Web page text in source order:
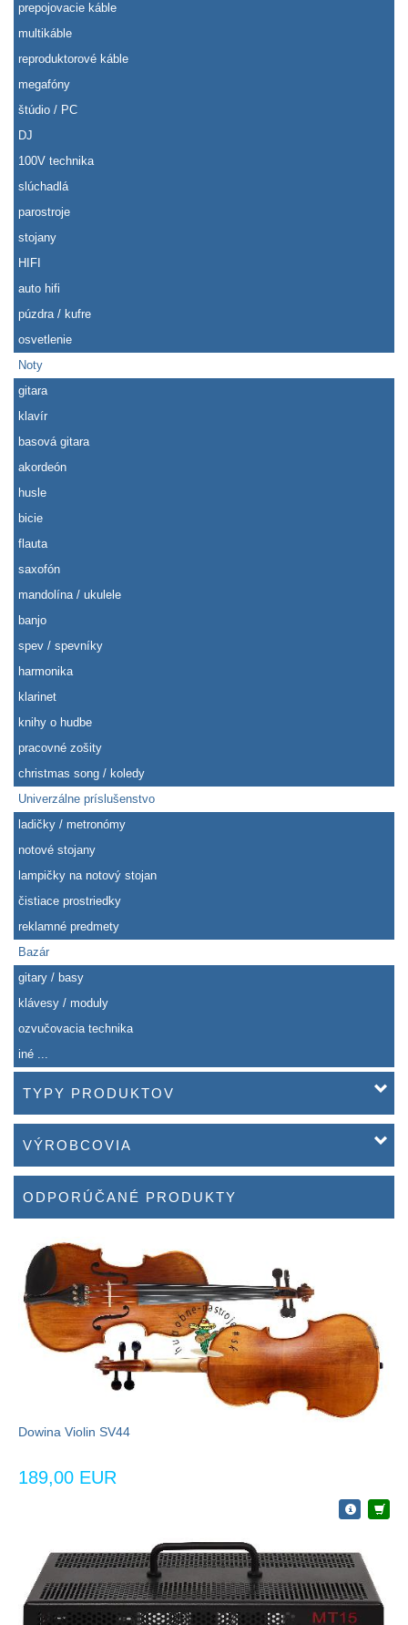
prepojovacie káble
multikáble
reproduktorové káble
megafóny
štúdio / PC
DJ
100V technika
slúchadlá
parostroje
stojany
HIFI
auto hifi
púzdra / kufre
osvetlenie
Noty
gitara
klavír
basová gitara
akordeón
husle
bicie
flauta
saxofón
mandolína / ukulele
banjo
spev / spevníky
harmonika
klarinet
knihy o hudbe
pracovné zošity
christmas song / koledy
Univerzálne príslušenstvo
ladičky / metronómy
notové stojany
lampičky na notový stojan
čistiace prostriedky
reklamné predmety
Bazár
gitary / basy
klávesy / moduly
ozvučovacia technika
iné ...
TYPY PRODUKTOV
VÝROBCOVIA
ODPORÚČANÉ PRODUKTY
Dowina Violin SV44
189,00 EUR